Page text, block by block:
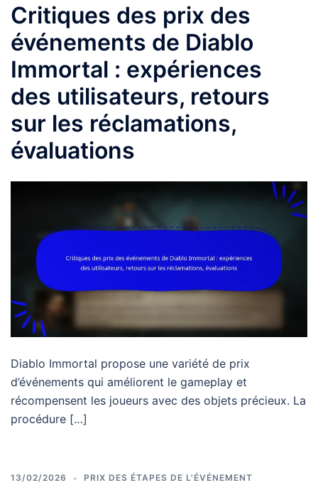
Critiques des prix des
événements de Diablo
Immortal : expériences
des utilisateurs, retours
sur les réclamations,
évaluations
Diablo Immortal propose une variété de prix
d’événements qui améliorent le gameplay et
récompensent les joueurs avec des objets précieux. La
procédure […]
13/02/2026 PRIX DES ÉTAPES DE L'ÉVÉNEMENT